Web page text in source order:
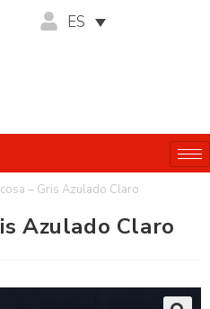
ES
– Gris Azulado Claro
Azulado Claro